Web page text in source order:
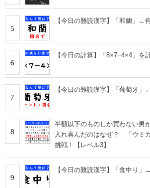
5
【今日の難読漢字】「和蘭」←
6
【今日の計算】「8×7−4×4」を
7
【今日の難読漢字】「葡萄牙」
8
半額以下のものしか買わない男
入れ喜んだのはなぜ？ 「ウミ
挑戦！【レベル3】
9
【今日の難読漢字】「食中り」